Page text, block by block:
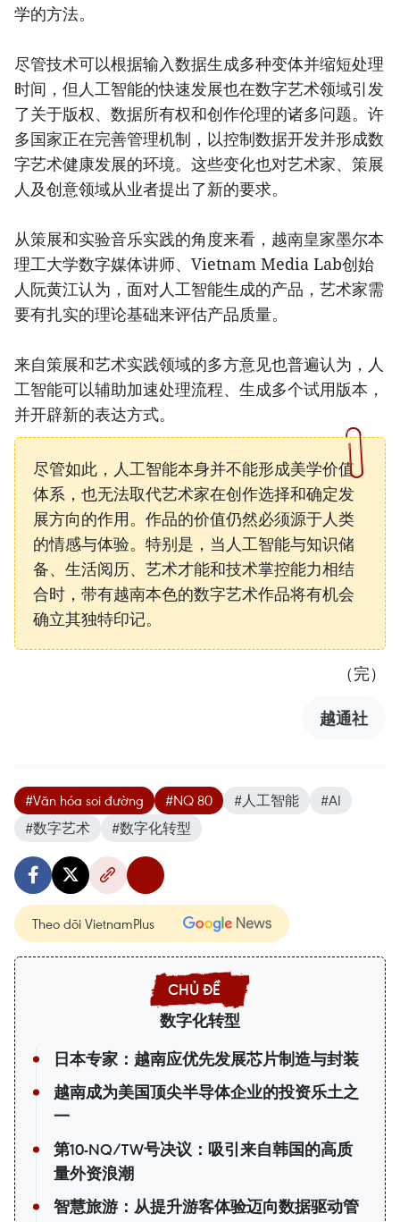
学的方法。
尽管技术可以根据输入数据生成多种变体并缩短处理
时间，但人工智能的快速发展也在数字艺术领域引发
了关于版权、数据所有权和创作伦理的诸多问题。许
多国家正在完善管理机制，以控制数据开发并形成数
字艺术健康发展的环境。这些变化也对艺术家、策展
人及创意领域从业者提出了新的要求。
从策展和实验音乐实践的角度来看，越南皇家墨尔本
理工大学数字媒体讲师、Vietnam Media Lab创始
人阮黄江认为，面对人工智能生成的产品，艺术家需
要有扎实的理论基础来评估产品质量。
来自策展和艺术实践领域的多方意见也普遍认为，人
工智能可以辅助加速处理流程、生成多个试用版本，
并开辟新的表达方式。
尽管如此，人工智能本身并不能形成美学价值
体系，也无法取代艺术家在创作选择和确定发
展方向的作用。作品的价值仍然必须源于人类
的情感与体验。特别是，当人工智能与知识储
备、生活阅历、艺术才能和技术掌控能力相结
合时，带有越南本色的数字艺术作品将有机会
确立其独特印记。
（完）
越通社
#Văn hóa soi đường #NQ 80 #人工智能
#AI
#数字艺术
#数字化转型
Theo dõi VietnamPlus
数字化转型
日本专家：越南应优先发展芯片制造与封装
越南成为美国顶尖半导体企业的投资乐土之
一
第10-NQ/TW号决议：吸引来自韩国的高质
量外资浪潮
智慧旅游：从提升游客体验迈向数据驱动管